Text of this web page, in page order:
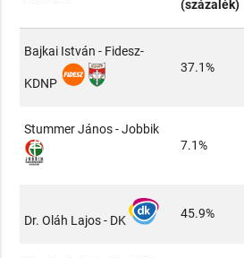
(százalék)
Bajkai István - Fidesz-
KDNP
37.1%
Stummer János - Jobbik
7.1%
Dr. Oláh Lajos - DK 45.9%